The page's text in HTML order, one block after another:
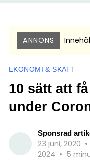
ANNONS
EKONOMI & SKATT
10 sätt att
under
Sponsrad
23 juni, 2020 •
2024 • 5